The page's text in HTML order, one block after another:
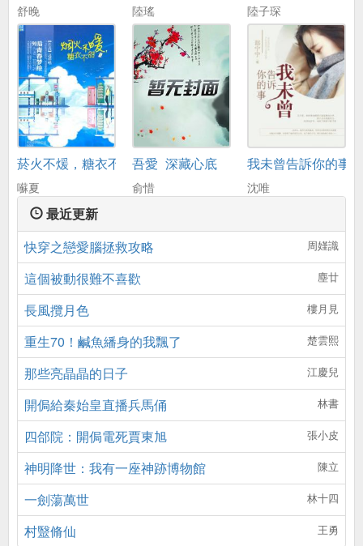
舒晚 陸瑤 陸子琛
菸火不煖，糖衣不甜
囌夏
吾愛_深藏心底
俞惜
我未曾告訴你的事
沈唯
最近更新
快穿之戀愛腦拯救攻略
周嫤識
這個被動很難不喜歡 塵廿
長風攬月色 樓月見
重生70！鹹魚繙身的我飄了 楚雲熙
那些亮晶晶的日子 江慶兒
開侷給秦始皇直播兵馬俑 林書
四郃院：開侷電死賈東旭 張小皮
神明降世：我有一座神跡博物館 陳立
一劍蕩萬世 林十四
村毉脩仙 王勇